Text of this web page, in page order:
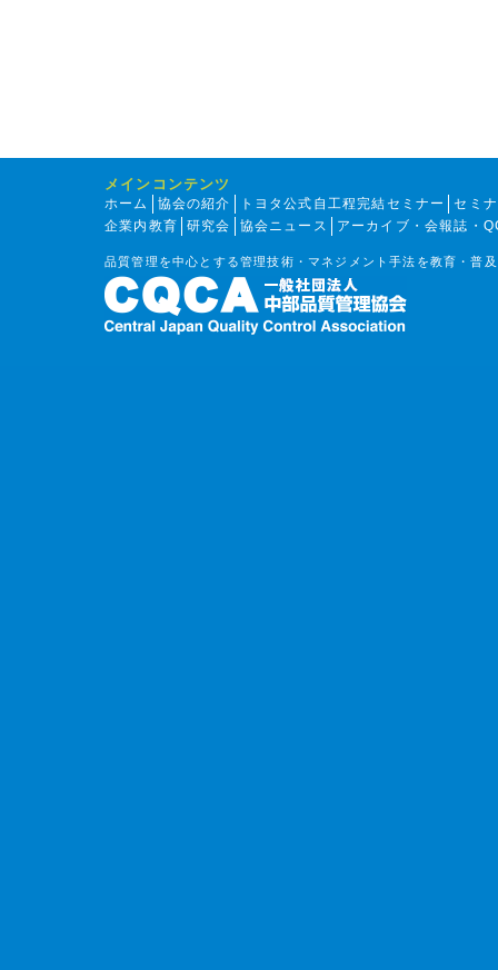
メインコンテンツ
ホーム 協会の紹介 トヨタ公式自工程完結セミナー
セミ
企業内教育
研究会 協会ニュース アーカイブ・会報誌・
品質管理を中心とする管理技術・マネジメント手法を教育・普